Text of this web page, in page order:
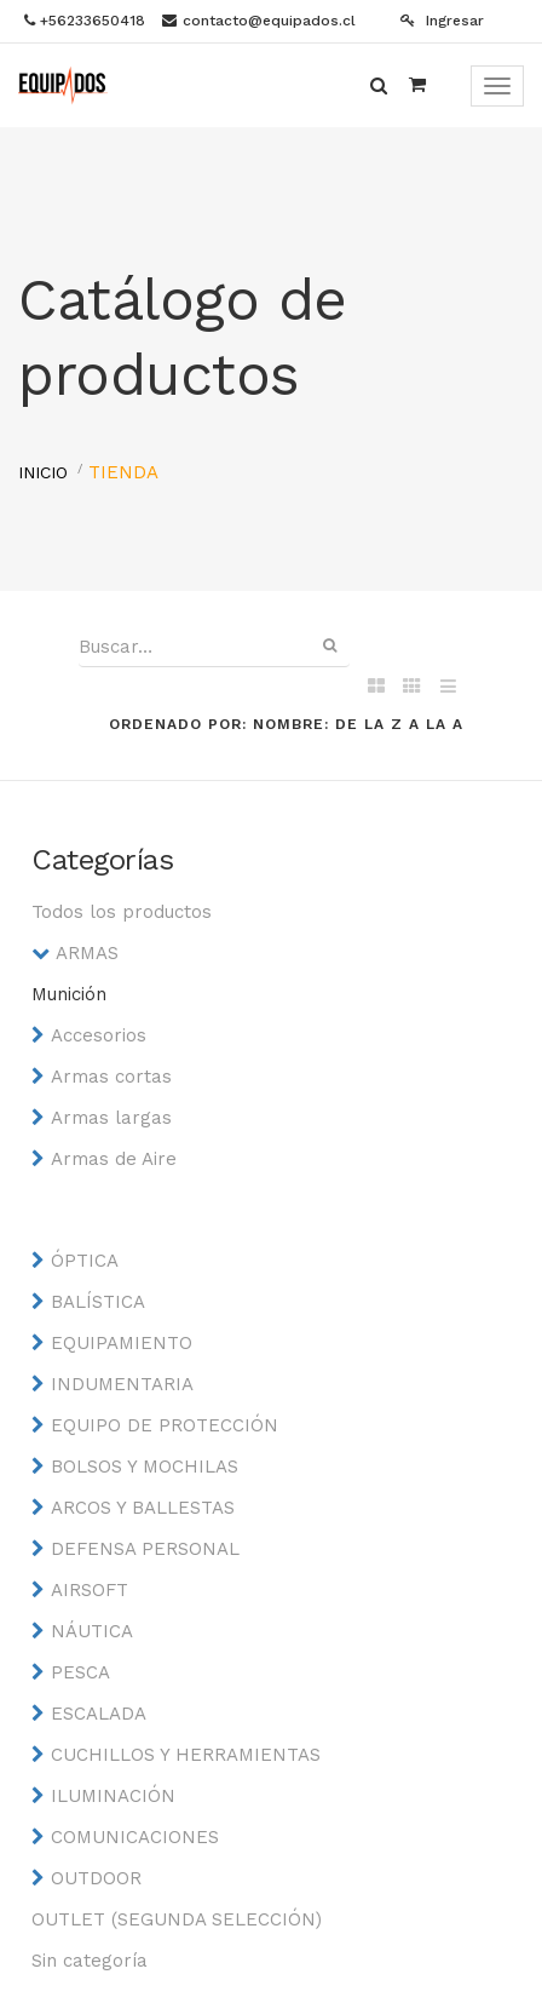
+56233650418 contacto@equipados.cl Ingresar
Menú
Catálogo de
productos
INICIO TIENDA
ORDENADO POR: NOMBRE: DE LA Z A LA A
Categorías
Todos los productos
ARMAS
Munición
Accesorios
Armas cortas
Armas largas
Armas de Aire
ÓPTICA
BALÍSTICA
EQUIPAMIENTO
INDUMENTARIA
EQUIPO DE PROTECCIÓN
BOLSOS Y MOCHILAS
ARCOS Y BALLESTAS
DEFENSA PERSONAL
AIRSOFT
NÁUTICA
PESCA
ESCALADA
CUCHILLOS Y HERRAMIENTAS
ILUMINACIÓN
COMUNICACIONES
OUTDOOR
OUTLET (SEGUNDA SELECCIÓN)
Sin categoría